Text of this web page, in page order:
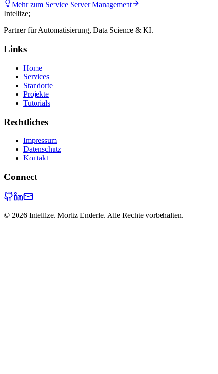
Mehr zum Service Server Management
Intellize;
Partner für Automatisierung, Data Science & KI.
Links
Home
Services
Standorte
Projekte
Tutorials
Rechtliches
Impressum
Datenschutz
Kontakt
Connect
© 2026 Intellize. Moritz Enderle. Alle Rechte vorbehalten.